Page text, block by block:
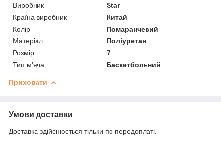
Виробник
Star
Країна виробник
Китай
Колір
Помаранчевий
Матеріал
Поліуретан
Розмір
7
Тип м'яча
Баскетбольний
Приховати
Умови доставки
Доставка здійснюється тільки по передоплаті.